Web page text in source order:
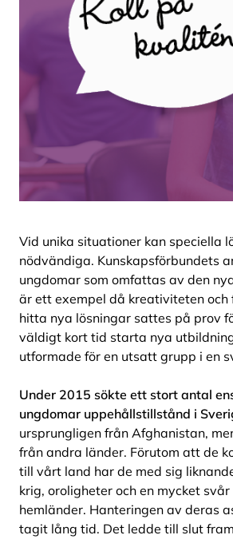
Vid unika situationer kan speciella
nödvändiga. Kunskapsförbundets
ungdomar som omfattas av den
är ett exempel då kreativiteten
hitta nya lösningar sattes på prov
väldigt kort tid starta nya
utformade för en utsatt grupp i en
Under 2015 sökte ett stort antal
ungdomar uppehållstillstånd i
ursprungligen från Afghanistan,
från andra länder. Förutom att de
till vårt land har de med sig
krig, oroligheter och en mycket
hemländer. Hanteringen av deras
tagit lång tid. Det ledde till slut